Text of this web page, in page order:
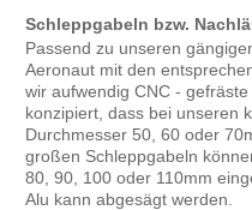
Schleppgabeln bzw.
Passend zu unseren
Aeronaut mit den
wir aufwendig CNC -
konzipiert, dass bei unseren
Durchmesser 50, 60 oder
großen Schleppgabeln
80, 90, 100 oder 110mm
Alu kann abgesägt werden.